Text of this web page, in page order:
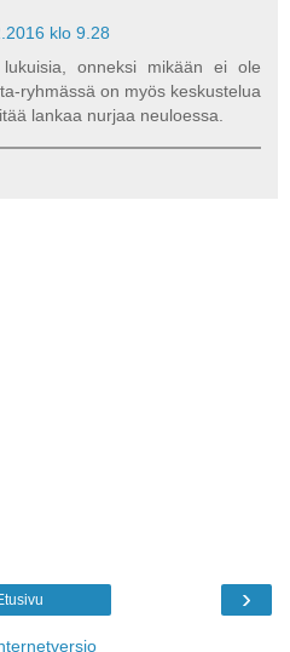
klo 9.28
onneksi mikään ei ole
ryhmässä on myös keskustelua
lankaa nurjaa neuloessa.
›